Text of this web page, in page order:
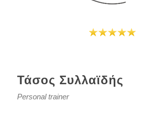
Τάσος Συλλαϊδής daskaloi.gr
Τάσος Συλλαϊδής
Personal trainer